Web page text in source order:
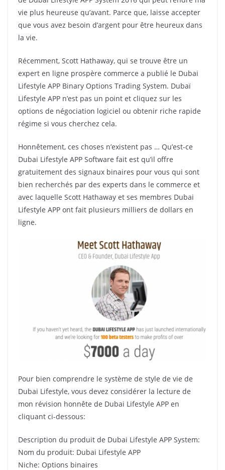
vie plus heureuse qu’avant. Parce que, laisse accepter
que vous avez besoin d’argent pour être heureux dans
la vie.
Récemment, Scott Hathaway, qui se trouve être un
expert en ligne prospère commerce a publié le Dubai
Lifestyle APP Binary Options Trading System. Dubaï
Lifestyle APP n’est pas un point et cliquez sur les
options de négociation logiciel ou obtenir riche rapide
régime si vous cherchez cela.
Honnêtement, ces choses n’existent pas … Qu’est-ce
Dubai Lifestyle APP Software fait est qu’il offre
gratuitement des signaux binaires pour vous qui sont
bien recherchés par des experts dans le commerce et
avec laquelle Scott Hathaway et ses membres Dubai
Lifestyle APP ont fait plusieurs milliers de dollars en
ligne.
Pour bien comprendre le système de style de vie de
Dubai Lifestyle, vous devez considérer la lecture de
mon révision honnête de Dubai Lifestyle APP en
cliquant ci-dessous:
Description du produit de Dubai Lifestyle APP System:
Nom du produit: Dubai Lifestyle APP
Niche: Options binaires